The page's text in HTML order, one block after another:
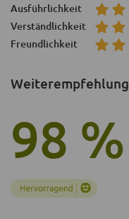
Weiterempfehlung
98 %
Ausführlichkeit
Verständlichkeit
Freundlichkeit